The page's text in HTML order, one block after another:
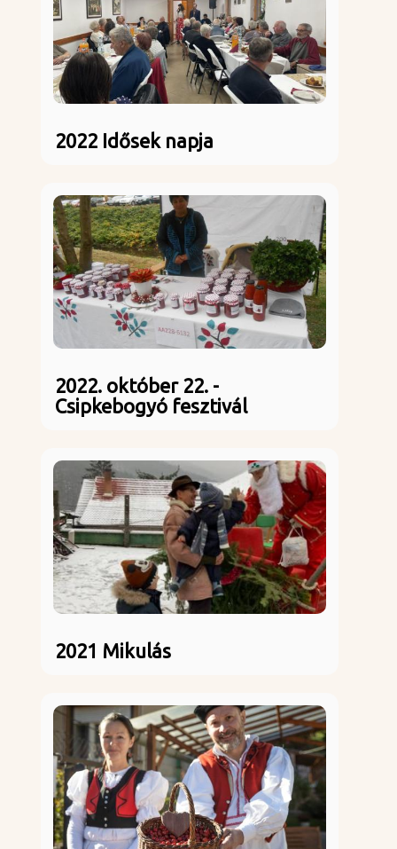
2022 Idősek napja
2022. október 22. -
Csipkebogyó fesztivál
2021 Mikulás